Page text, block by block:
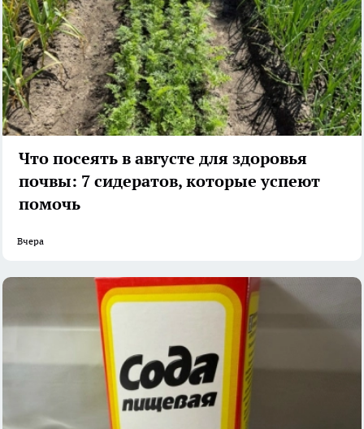
Что посеять в августе для здоровья
почвы: 7 сидератов, которые успеют
помочь
Вчера